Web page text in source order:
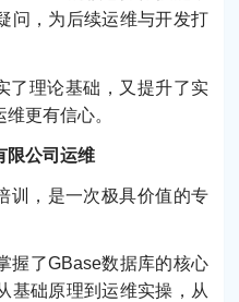
问，为后续运维与开发打
了理论基础，又提升了实
更有信心。
公司运维
训，是一次极具价值的专
握了GBase数据库的核心
基础原理到运维实操，从